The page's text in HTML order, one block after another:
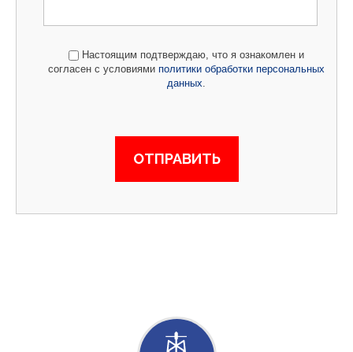
Настоящим подтверждаю, что я ознакомлен и
согласен с условиями политики обработки персональных
данных.